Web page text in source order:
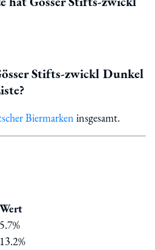
Stifts-zwickl Dunkel
Biermarken insgesamt.
Wert
5.7%
13.2%